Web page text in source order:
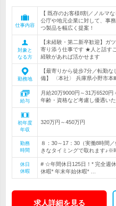
仕事内容
【 既存のお客様8割／ノルマ
公庁や地元企業に対して、事
つ製品を幅広く提案！
対象と
なる方
【未経験・第二新卒歓迎】ガ
寄り添う仕事です ★人と話す
経験があれば活かせます
勤務地
【最寄りから徒歩7分／転勤
備】 〈本社〉 兵庫県小野市本
給与
月給20万9000円～31万
年齢・資格など考慮し
初年度
年収
320万円～450万円
勤務
時間
８：30～17：30（実働8時間
きなタイミングで取れます♪※
休日
休暇
# ☆年間休日125日！* 完全週
休暇* 年末年始休暇* …
求人詳細を見る